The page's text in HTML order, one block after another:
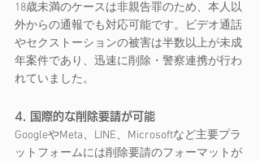
18歳未満のケースは非親告罪のため、本人以
外からの通報でも対応可能です。ビデオ通話
やセクストーションの被害は半数以上が未成
年案件であり、迅速に削除・警察連携が行わ
れていました。
4. 国際的な削除要請が可能
GoogleやMeta、LINE、Microsoftなど主要プラ
ットフォームには削除要請のフォーマットが